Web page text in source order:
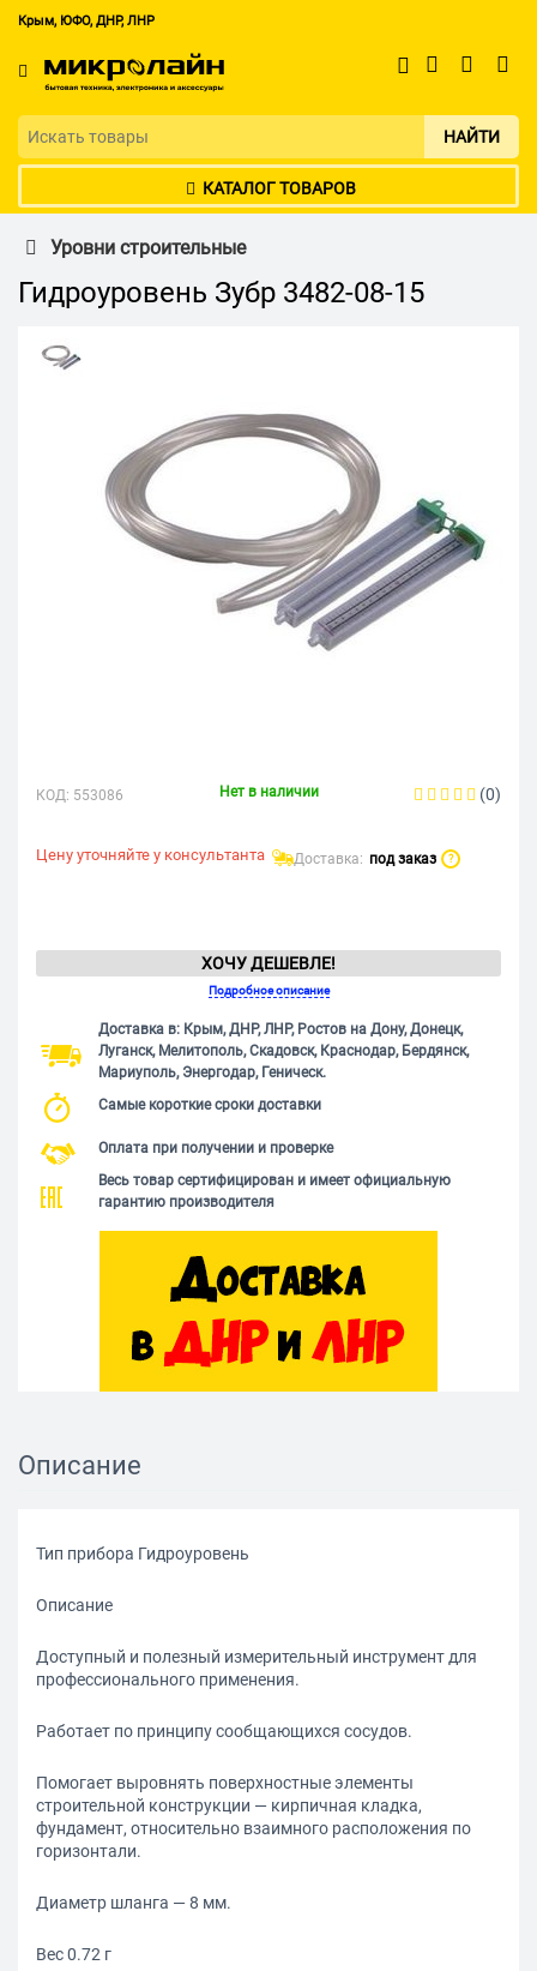
Крым, ЮФО, ДНР, ЛНР
НАЙТИ
КАТАЛОГ ТОВАРОВ
Уровни строительные
Гидроуровень Зубр 3482-08-15
КОД: 553086 Нет в наличии (0)
Цену уточняйте у консультанта Доставка: под заказ ?
ХОЧУ ДЕШЕВЛЕ!
Подробное описание
Доставка в: Крым, ДНР, ЛНР, Ростов на Дону, Донецк,
Луганск, Мелитополь, Скадовск, Краснодар, Бердянск,
Мариуполь, Энергодар, Геническ.
Самые короткие сроки доставки
Оплата при получении и проверке
Весь товар сертифицирован и имеет официальную
гарантию производителя
Описание
Тип прибора Гидроуровень
Описание
Доступный и полезный измерительный инструмент для
профессионального применения.
Работает по принципу сообщающихся сосудов.
Помогает выровнять поверхностные элементы
строительной конструкции — кирпичная кладка,
фундамент, относительно взаимного расположения по
горизонтали.
Диаметр шланга — 8 мм.
Вес 0.72 г